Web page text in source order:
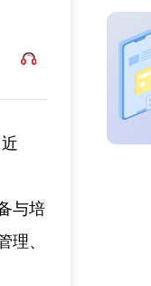
与培
理、